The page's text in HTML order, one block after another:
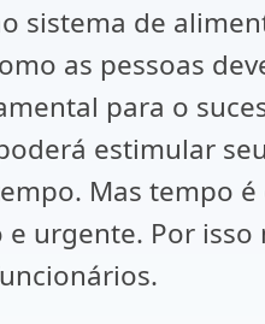
sistema de
as pessoas
para o
estimular
Mas tempo
urgente. Por